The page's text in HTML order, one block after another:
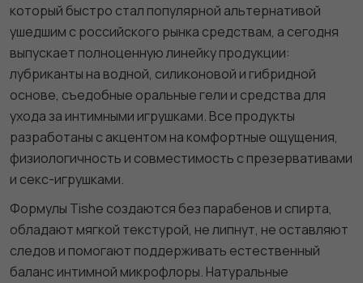
который быстро стал популярной альтернативой
ушедшим с российского рынка средствам, а сегодня
выпускает полноценную линейку продукции:
лубриканты на водной, силиконовой и гибридной
основе, съедобные оральные гели и средства для
ухода за интимными игрушками. Все продукты
разработаны с акцентом на комфортные ощущения,
физиологичность и совместимость с презервативами
и секс-игрушками.
Формулы Tishe создаются без парабенов и спирта,
обладают мягкой текстурой, не липнут, не оставляют
следов и помогают поддерживать естественный
баланс интимной микрофлоры. Натуральные